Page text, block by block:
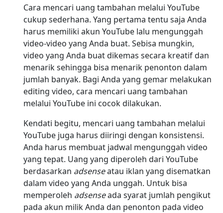
Cara mencari uang tambahan melalui YouTube
cukup sederhana. Yang pertama tentu saja Anda
harus memiliki akun YouTube lalu mengunggah
video-video yang Anda buat. Sebisa mungkin,
video yang Anda buat dikemas secara kreatif dan
menarik sehingga bisa menarik penonton dalam
jumlah banyak. Bagi Anda yang gemar melakukan
editing video, cara mencari uang tambahan
melalui YouTube ini cocok dilakukan.
Kendati begitu, mencari uang tambahan melalui
YouTube juga harus diiringi dengan konsistensi.
Anda harus membuat jadwal mengunggah video
yang tepat. Uang yang diperoleh dari YouTube
berdasarkan adsenseatau iklan yang disematkan
dalam video yang Anda unggah. Untuk bisa
memperoleh adsenseada syarat jumlah pengikut
pada akun milik Anda dan penonton pada video